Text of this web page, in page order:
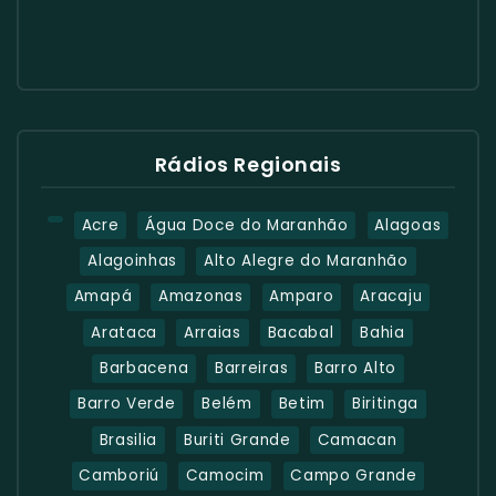
Rádios Regionais
Acre Água Doce do Maranhão
Alagoas
Alagoinhas
Alto Alegre do Maranhão
Amapá
Amazonas Amparo
Aracaju
Arataca
Arraias Bacabal
Bahia
Barbacena
Barreiras
Barro Alto
Barro Verde
Belém Betim
Biritinga
Brasilia
Buriti Grande
Camacan
Camboriú
Camocim Campo Grande